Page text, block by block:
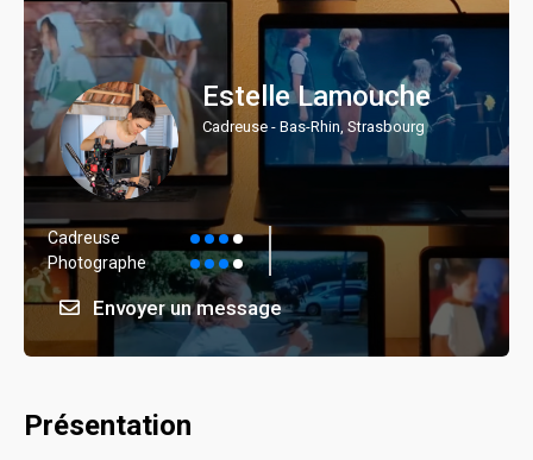
Estelle Lamouche
Cadreuse - Bas-Rhin, Strasbourg
Cadreuse
Photographe
Envoyer un message
Présentation